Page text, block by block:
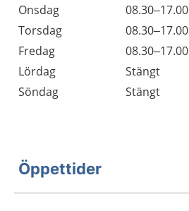
Onsdag
08.30–17.00
Torsdag
08.30–17.00
Fredag
08.30–17.00
Lördag
Stängt
Söndag
Stängt
Öppettider